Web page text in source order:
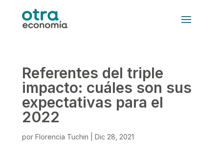
Referentes del triple
impacto: cuáles son sus
expectativas para el
2022
por Florencia Tuchin Dic 28, 2021